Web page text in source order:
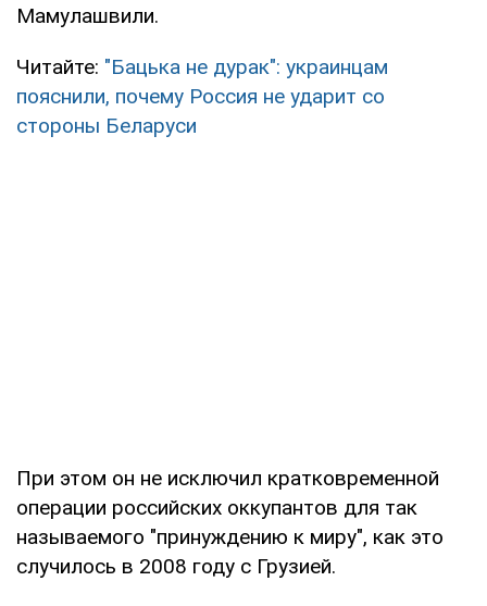
Мамулашвили.
Читайте: "Бацька не дурак": украинцам
пояснили, почему Россия не ударит со
стороны Беларуси
При этом он не исключил кратковременной
операции российских оккупантов для так
называемого "принуждению к миру", как это
случилось в 2008 году с Грузией.